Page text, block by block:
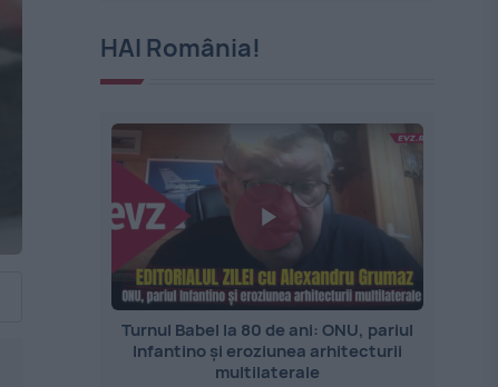
HAI România!
Turnul Babel la 80 de ani: ONU, pariul
Infantino și eroziunea arhitecturii
multilaterale